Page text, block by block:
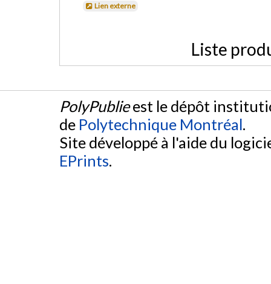
Lien externe
Liste
PolyPublieest le dépôt
de Polytechnique Montréal.
Site développé à l'aide du
EPrints.